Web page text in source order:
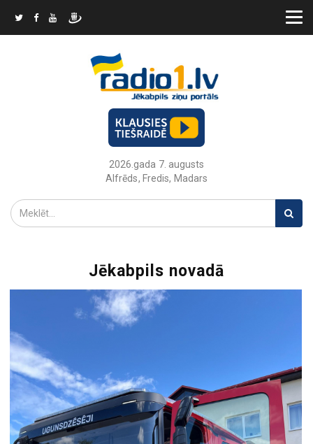
2026.gada 7. augusts
Alfrēds, Fredis, Madars
Jēkabpils novadā